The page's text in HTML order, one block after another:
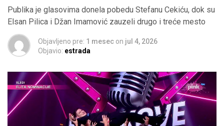
Publika je glasovima donela pobedu Stefanu Cekiću, dok su
Elsan Pilica i Džan Imamović zauzeli drugo i treće mesto
Objavljeno pre: 1 mesec on jul 4, 2026
Objavio: estrada